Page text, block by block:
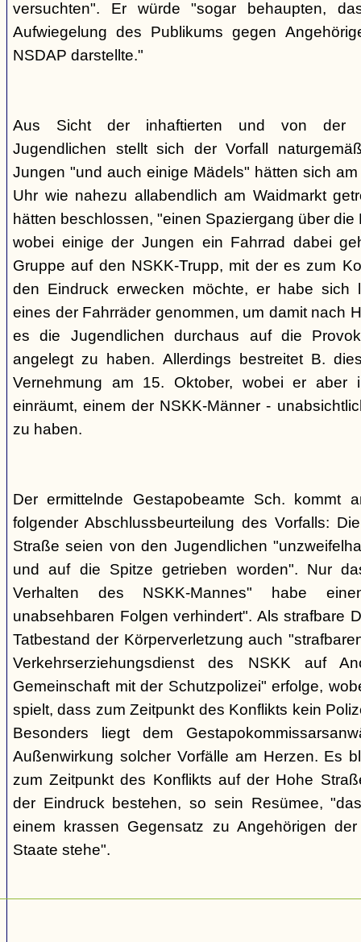
versuchten". Er würde "sogar behaupten,
Aufwiegelung des Publikums gegen
NSDAP darstellte."
Aus Sicht der inhaftierten und von der
Jugendlichen stellt sich der Vorfall
Jungen "und auch einige Mädels" hätten sich
Uhr wie nahezu allabendlich am Waidmarkt
hätten beschlossen, "einen Spaziergang über
wobei einige der Jungen ein Fahrrad dabei
Gruppe auf den NSKK-Trupp, mit der es zum
den Eindruck erwecken möchte, er habe sich
eines der Fahrräder genommen, um damit nach
es die Jugendlichen durchaus auf die
angelegt zu haben. Allerdings bestreitet B.
Vernehmung am 15. Oktober, wobei er aber
einräumt, einem der NSKK-Männer -
zu haben.
Der ermittelnde Gestapobeamte Sch. kommt
folgender Abschlussbeurteilung des Vorfalls:
Straße seien von den Jugendlichen
und auf die Spitze getrieben worden". Nur
Verhalten des NSKK-Mannes" habe
unabsehbaren Folgen verhindert". Als strafbare
Tatbestand der Körperverletzung auch
Verkehrserziehungsdienst des NSKK auf
Gemeinschaft mit der Schutzpolizei" erfolge,
spielt, dass zum Zeitpunkt des Konflikts kein
Besonders liegt dem
Außenwirkung solcher Vorfälle am Herzen. Es
zum Zeitpunkt des Konflikts auf der Hohe
der Eindruck bestehen, so sein Resümee,
einem krassen Gegensatz zu Angehörigen
Staate stehe".